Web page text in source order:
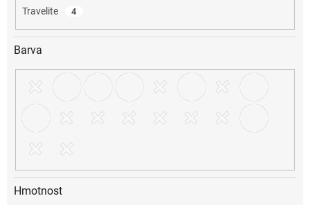
Travelite 4
Barva
Hmotnost